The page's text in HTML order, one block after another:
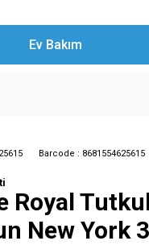
Ev Bakım
Barcode : 8681554625615
Royal
New York